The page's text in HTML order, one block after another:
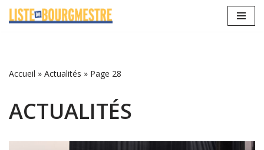
Accueil » Actualités » Page 28
ACTUALITÉS